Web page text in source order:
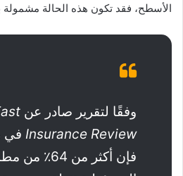
الأسطح، فقد تكون هذه الحالة مشمولة
وفقًا لتقرير صادر عن
Insurance Review
فإن أكثر من